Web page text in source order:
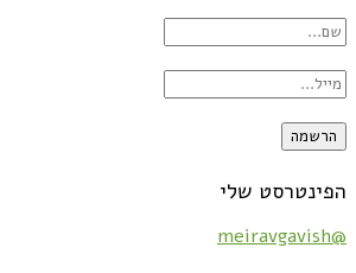
הפינטרסט שלי
@meiravgavish